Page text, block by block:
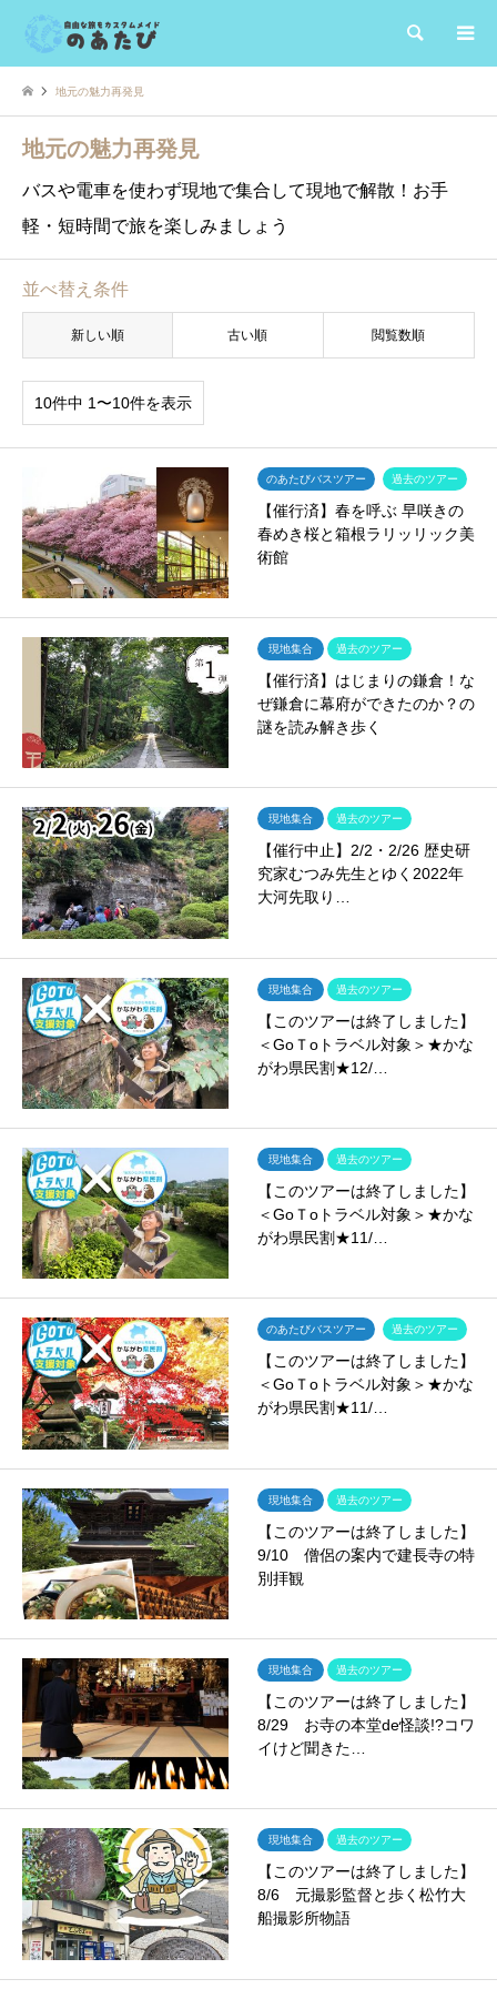
検索
地元の魅力再発見
地元の魅力再発見
バスや電車を使わず現地で集合して現地で解散！お手
軽・短時間で旅を楽しみましょう
並べ替え条件
新しい順 古い順 閲覧数順
10件中 1〜10件を表示
のあたびバスツアー 過去のツアー
【催行済】春を呼ぶ 早咲きの
春めき桜と箱根ラリッリック美
術館
現地集合 過去のツアー
【催行済】はじまりの鎌倉！な
ぜ鎌倉に幕府ができたのか？の
謎を読み解き歩く
現地集合 過去のツアー
【催行中止】2/2・2/26 歴史研
究家むつみ先生とゆく2022年
大河先取り…
現地集合 過去のツアー
【このツアーは終了しました】
＜GoＴoトラベル対象＞★かな
がわ県民割★12/…
現地集合 過去のツアー
【このツアーは終了しました】
＜GoＴoトラベル対象＞★かな
がわ県民割★11/…
のあたびバスツアー 過去のツアー
【このツアーは終了しました】
＜GoＴoトラベル対象＞★かな
がわ県民割★11/…
現地集合 過去のツアー
【このツアーは終了しました】
9/10 僧侶の案内で建長寺の特
別拝観
現地集合 過去のツアー
【このツアーは終了しました】
8/29 お寺の本堂de怪談!?コワ
イけど聞きた…
現地集合 過去のツアー
【このツアーは終了しました】
8/6 元撮影監督と歩く松竹大
船撮影所物語